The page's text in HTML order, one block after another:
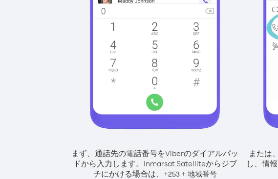
まず、通話先の電話番号をViberのダイアルパッ
ドから入力します。 Inmarsat Satelliteからジブ
チにかける場合は、
+253+ 地域番号
または
し、情